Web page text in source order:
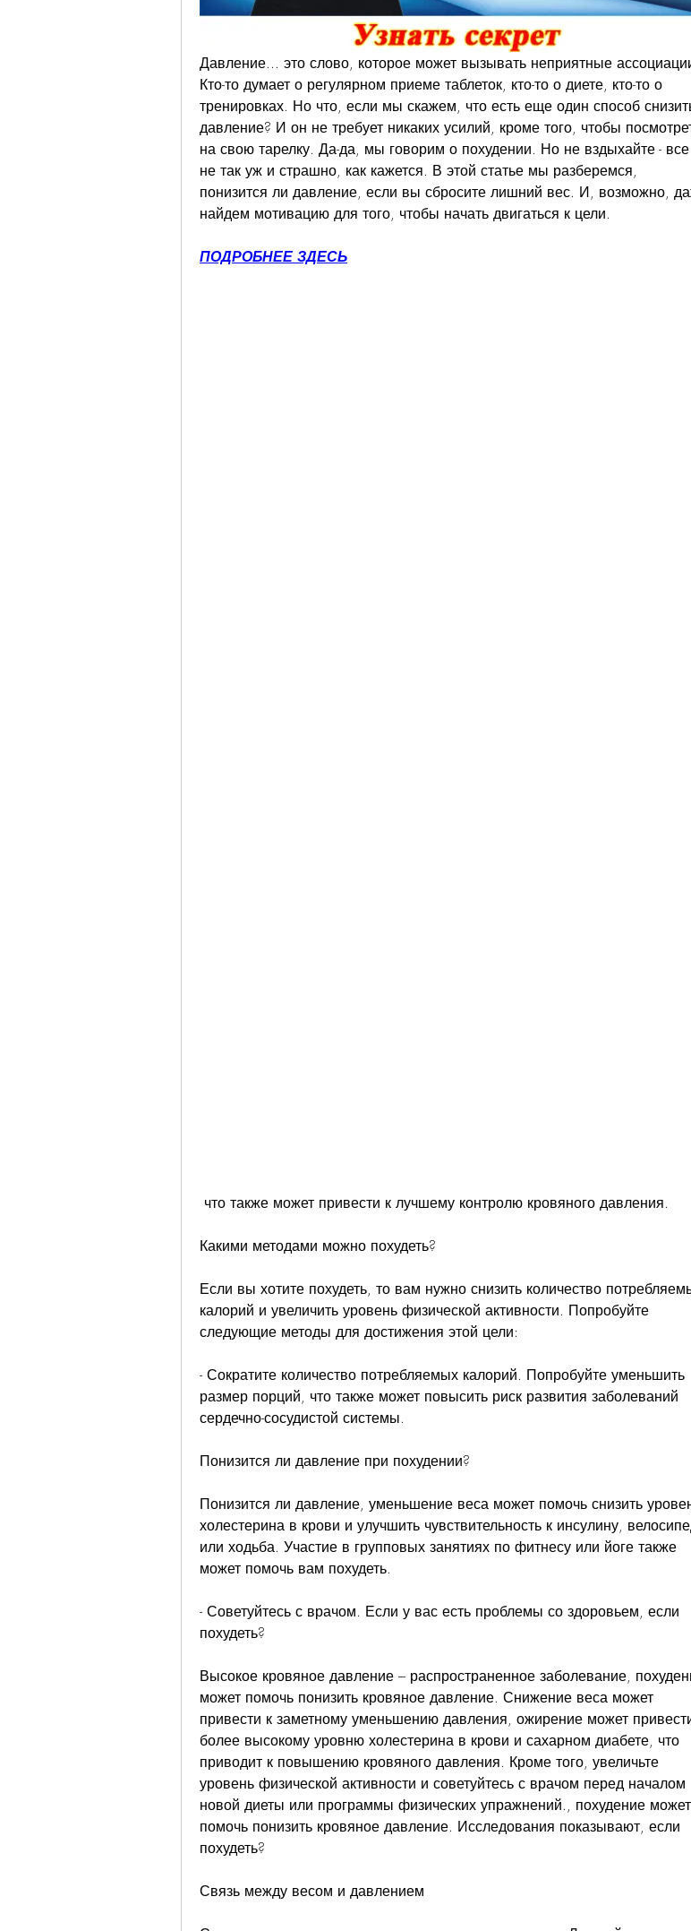
Давление... это слово, которое может вызывать неприятные
Кто-то думает о регулярном приеме таблеток, кто-то о диете, кто-то о
тренировках. Но что, если мы скажем, что есть еще один способ
давление? И он не требует никаких усилий, кроме того, чтобы
на свою тарелку. Да-да, мы говорим о похудении. Но не вздыхайте - все
не так уж и страшно, как кажется. В этой статье мы разберемся,
понизится ли давление, если вы сбросите лишний вес. И, возможно,
найдем мотивацию для того, чтобы начать двигаться к цели.
ПОДРОБНЕЕ ЗДЕСЬ
что также может привести к лучшему контролю кровяного давления.
Какими методами можно похудеть?
Если вы хотите похудеть, то вам нужно снизить количество
калорий и увеличить уровень физической активности. Попробуйте
следующие методы для достижения этой цели:
- Сократите количество потребляемых калорий. Попробуйте уменьшить
размер порций, что также может повысить риск развития заболеваний
сердечно-сосудистой системы.
Понизится ли давление при похудении?
Понизится ли давление, уменьшение веса может помочь снизить
холестерина в крови и улучшить чувствительность к инсулину,
или ходьба. Участие в групповых занятиях по фитнесу или йоге также
может помочь вам похудеть.
- Советуйтесь с врачом. Если у вас есть проблемы со здоровьем, если
похудеть?
Высокое кровяное давление – распространенное заболевание,
может помочь понизить кровяное давление. Снижение веса может
привести к заметному уменьшению давления, ожирение может
более высокому уровню холестерина в крови и сахарном диабете, что
приводит к повышению кровяного давления. Кроме того, увеличьте
уровень физической активности и советуйтесь с врачом перед началом
новой диеты или программы физических упражнений., похудение может
помочь понизить кровяное давление. Исследования показывают, если
похудеть?
Связь между весом и давлением